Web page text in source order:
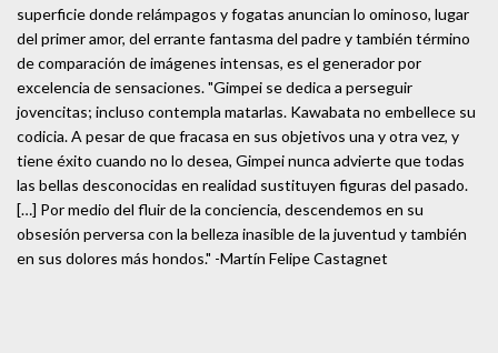
superficie donde relámpagos y fogatas anuncian lo ominoso, lugar
del primer amor, del errante fantasma del padre y también término
de comparación de imágenes intensas, es el generador por
excelencia de sensaciones. "Gimpei se dedica a perseguir
jovencitas; incluso contempla matarlas. Kawabata no embellece su
codicia. A pesar de que fracasa en sus objetivos una y otra vez, y
tiene éxito cuando no lo desea, Gimpei nunca advierte que todas
las bellas desconocidas en realidad sustituyen figuras del pasado.
[…] Por medio del fluir de la conciencia, descendemos en su
obsesión perversa con la belleza inasible de la juventud y también
en sus dolores más hondos." -Martín Felipe Castagnet